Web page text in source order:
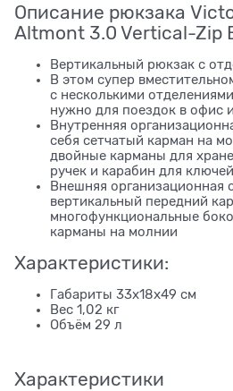
Описание рюкзака
Altmont 3.0 Vertical-Zip
Вертикальный рюкзак с
В этом супер
с несколькими
нужно для поездок в офис
Внутренняя
себя сетчатый карман на
двойные карманы для
ручек и карабин для ключей
Внешняя организационная
вертикальный передний
многофункциональные
карманы на молнии
Характеристики:
Габариты 33x18x49 см
Вес 1,02 кг
Объём 29 л
Характеристики